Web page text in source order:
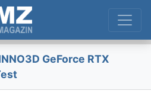
GeForce RTX